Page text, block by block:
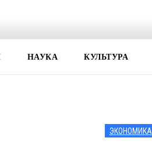
НАУКА КУЛЬТУРА
ЭКОНОМИКА